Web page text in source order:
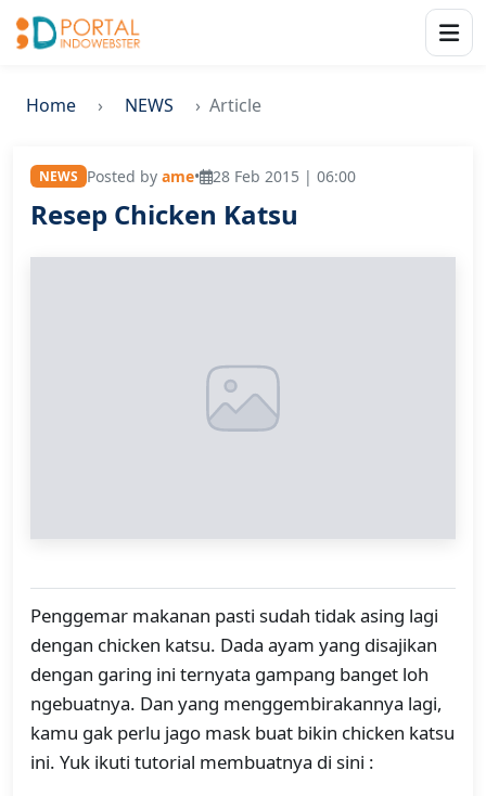
Home NEWS Article
NEWS Posted by ame• 28 Feb 2015 | 06:00
Resep Chicken Katsu
Penggemar makanan pasti sudah tidak asing lagi
dengan chicken katsu. Dada ayam yang disajikan
dengan garing ini ternyata gampang banget loh
ngebuatnya. Dan yang menggembirakannya lagi,
kamu gak perlu jago mask buat bikin chicken katsu
ini. Yuk ikuti tutorial membuatnya di sini :